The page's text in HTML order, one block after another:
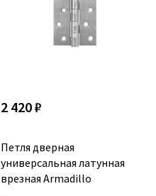
2 420 ₽
Петля дверная
универсальная латунная
врезная Armadillo